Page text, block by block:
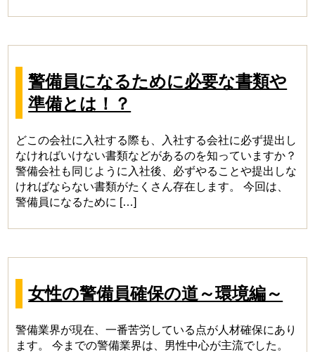
警備員になるために必要な書類や
準備とは！？
どこの会社に入社する際も、入社する会社に必ず提出し
なければいけない書類などがあるのを知っていますか？
警備会社も同じように入社後、必ずやることや提出しな
ければならない書類がたくさん存在します。 今回は、
警備員になるために […]
女性の警備員確保の道～環境編～
警備業界が現在、一番苦労している点が人材確保にあり
ます。 今までの警備業界は、男性中心が主流でした。